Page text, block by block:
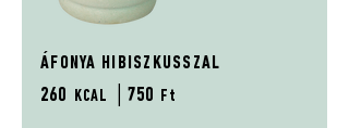
ÁFONYA HIBISZKUSSZAL
260 KCAL │750 Ft